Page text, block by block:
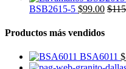
BSB2615-5 $99.00 $
Productos más vendidos
BSA6011 $